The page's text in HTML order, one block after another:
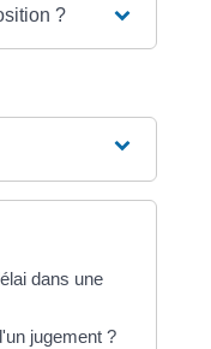
?
dans une
jugement ?